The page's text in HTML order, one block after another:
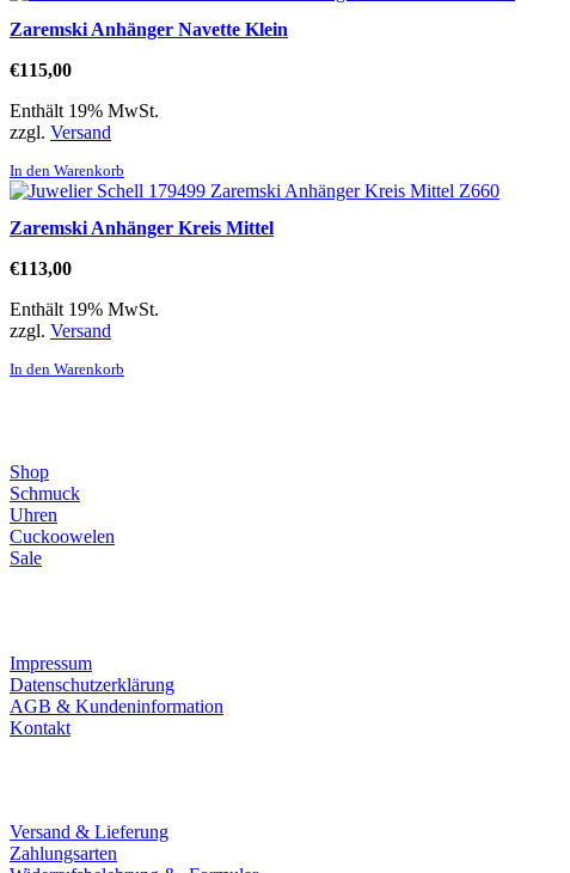
Zaremski Anhänger Navette Klein
€115,00
Enthält 19% MwSt.
zzgl. Versand
In den Warenkorb
Zaremski Anhänger Kreis Mittel
€113,00
Enthält 19% MwSt.
zzgl. Versand
In den Warenkorb
Shop
Schmuck
Uhren
Cuckoowelen
Sale
Impressum
Datenschutzerklärung
AGB & Kundeninformation
Kontakt
Versand & Lieferung
Zahlungsarten